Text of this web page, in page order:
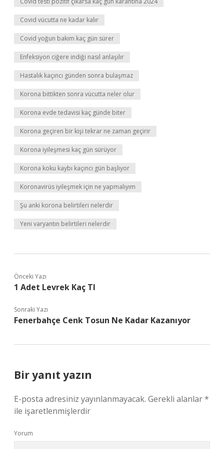
Covid vücutta ne kadar kalır
Covid yoğun bakım kaç gün sürer
Enfeksiyon ciğere indiği nasıl anlaşılır
Hastalık kaçıncı günden sonra bulaşmaz
Korona bittikten sonra vücutta neler olur
Korona evde tedavisi kaç günde biter
Korona geçiren bir kişi tekrar ne zaman geçirir
Korona iyileşmesi kaç gün sürüyor
Korona koku kaybı kaçıncı gün başlıyor
Koronavirüs iyileşmek için ne yapmalıyım
Şu anki korona belirtileri nelerdir
Yeni varyantın belirtileri nelerdir
Önceki Yazı
1 Adet Levrek Kaç Tl
Sonraki Yazı
Fenerbahçe Cenk Tosun Ne Kadar Kazanıyor
Bir yanıt yazın
E-posta adresiniz yayınlanmayacak. Gerekli alanlar*
ile işaretlenmişlerdir
Yorum